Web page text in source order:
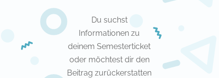
Du suchst
Informationen zu
deinem Semesterticket
oder möchtest dir den
Beitrag zurückerstatten